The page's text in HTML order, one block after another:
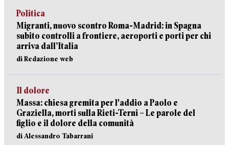
Politica
Migranti, nuovo scontro Roma-Madrid: in Spagna
subito controlli a frontiere, aeroporti e porti per chi
arriva dall’Italia
di Redazione web
Il dolore
Massa: chiesa gremita per l'addio a Paolo e
Graziella, morti sulla Rieti-Terni – Le parole del
figlio e il dolore della comunità
di Alessandro Tabarrani